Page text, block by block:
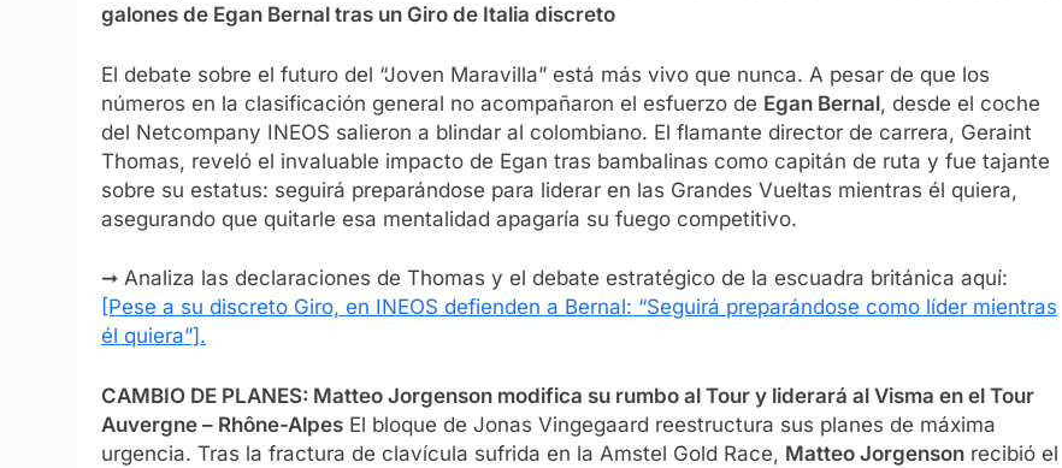
galones de Egan Bernal tras un Giro de Italia discreto
El debate sobre el futuro del “Joven Maravilla” está más vivo que nunca. A pesar de que los
números en la clasificación general no acompañaron el esfuerzo de Egan Bernal, desde el coche
del Netcompany INEOS salieron a blindar al colombiano. El flamante director de carrera, Geraint
Thomas, reveló el invaluable impacto de Egan tras bambalinas como capitán de ruta y fue tajante
sobre su estatus: seguirá preparándose para liderar en las Grandes Vueltas mientras él quiera,
asegurando que quitarle esa mentalidad apagaría su fuego competitivo.
➞ Analiza las declaraciones de Thomas y el debate estratégico de la escuadra británica aquí:
[Pese a su discreto Giro, en INEOS defienden a Bernal: “Seguirá preparándose como líder mientras
él quiera”].
CAMBIO DE PLANES: Matteo Jorgenson modifica su rumbo al Tour y liderará al Visma en el Tour
Auvergne – Rhône-Alpes El bloque de Jonas Vingegaard reestructura sus planes de máxima
urgencia. Tras la fractura de clavícula sufrida en la Amstel Gold Race, Matteo Jorgenson recibió el